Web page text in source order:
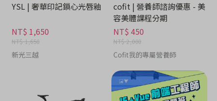
YSL | 奢華印記鎖心光唇釉
NT$ 1,650
NT$ 1,650
新光三越
cofit | 營養師諮詢優惠 - 美
容美體課程分期
NT$ 450
NT$ 2,000
Cofit我的專屬營養師